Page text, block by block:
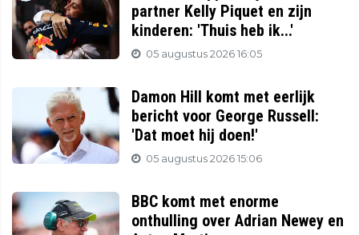
partner Kelly Piquet en zijn
kinderen: 'Thuis heb ik...'
05 augustus 2026 16:05
Damon Hill komt met eerlijk
bericht voor George Russell:
'Dat moet hij doen!'
05 augustus 2026 15:06
BBC komt met enorme
onthulling over Adrian Newey en